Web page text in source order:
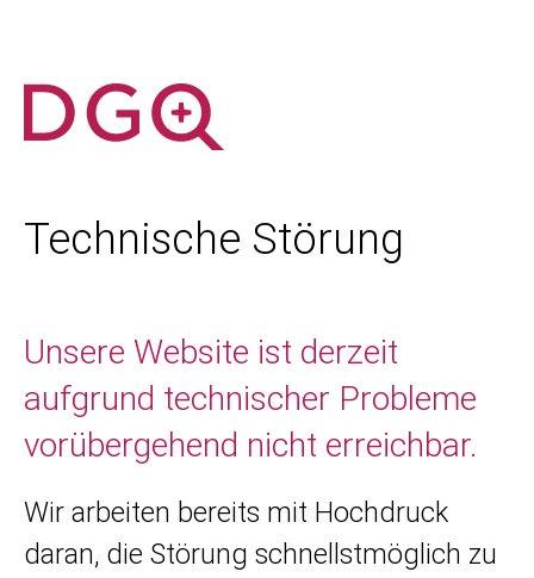
Technische Störung
Unsere Website ist derzeit
aufgrund technischer Probleme
vorübergehend nicht erreichbar.
Wir arbeiten bereits mit Hochdruck
daran, die Störung schnellstmöglich zu